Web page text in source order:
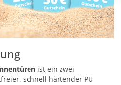
ist ein zwei
schnell härtender PU